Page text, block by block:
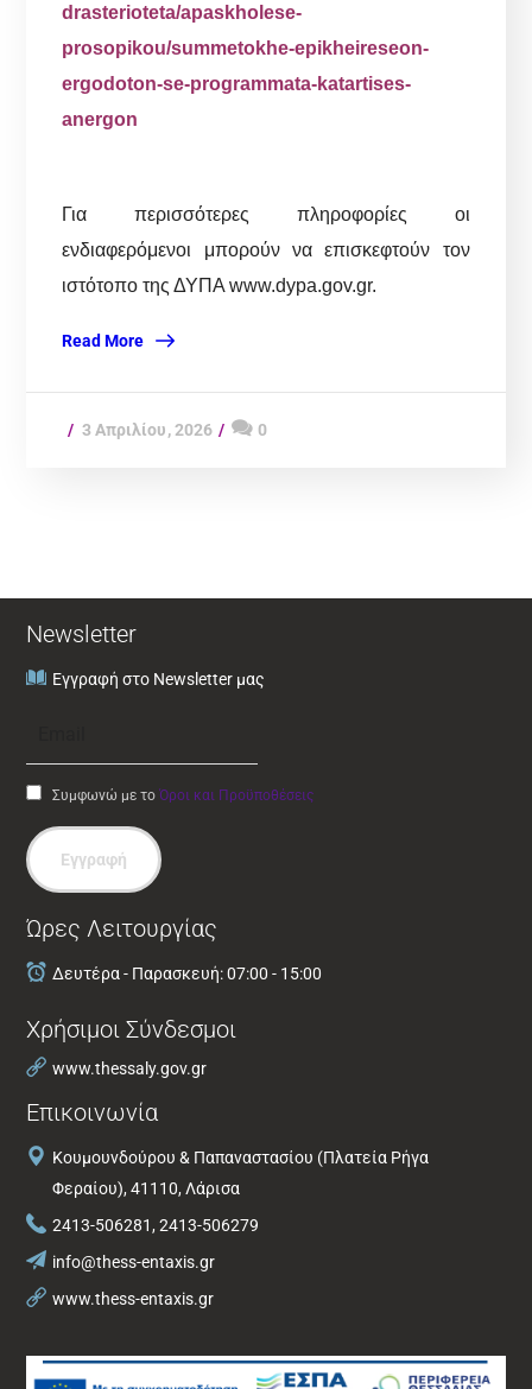
drasterioteta/apaskholese-
prosopikou/summetokhe-epikheireseon-
ergodoton-se-programmata-katartises-
anergon
Για περισσότερες πληροφορίες οι
ενδιαφερόμενοι μπορούν να επισκεφτούν τον
ιστότοπο της ΔΥΠΑ www.dypa.gov.gr.
Read More
3 Απριλίου, 2026 0
Newsletter
Εγγραφή στο Newsletter μας
Συμφωνώ με τοΌροι και Προϋποθέσεις
Εγγραφή
Ώρες Λειτουργίας
Δευτέρα - Παρασκευή: 07:00 - 15:00
Χρήσιμοι Σύνδεσμοι
www.thessaly.gov.gr
Επικοινωνία
Κουμουνδούρου & Παπαναστασίου (Πλατεία Ρήγα
Φεραίου), 41110, Λάρισα
2413-506281, 2413-506279
info@thess-entaxis.gr
www.thess-entaxis.gr